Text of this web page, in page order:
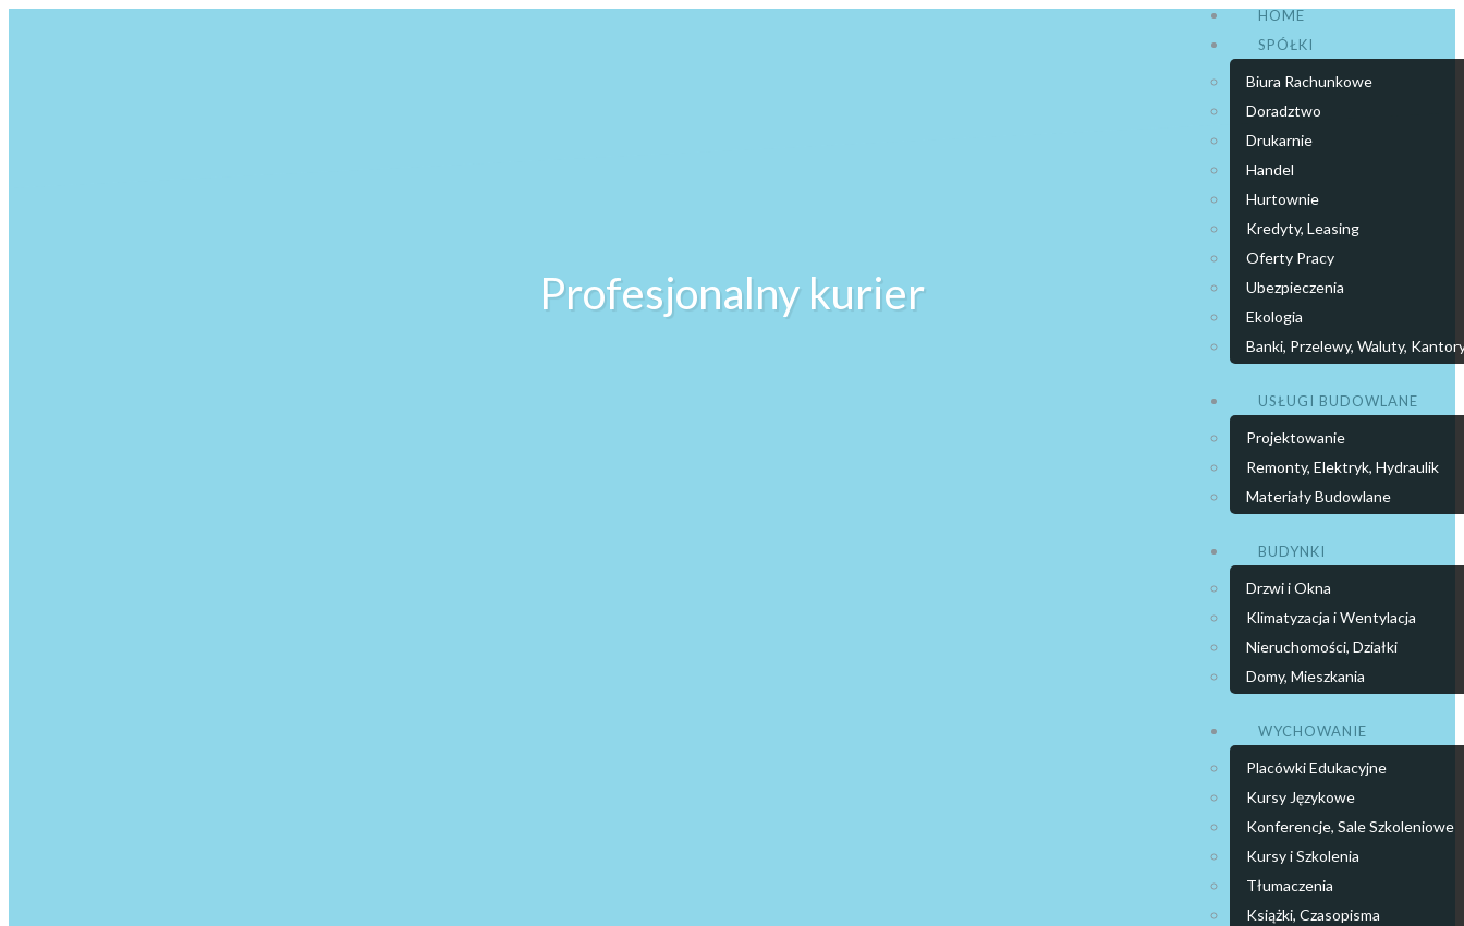
HOME
SPÓŁKI
Biura Rachunkowe
Doradztwo
Drukarnie
Handel
Hurtownie
Kredyty, Leasing
Oferty Pracy
Ubezpieczenia
Ekologia
Banki, Przelewy, Waluty,
USŁUGI BUDOWLANE
Projektowanie
Remonty, Elektryk, Hydraulik
Materiały Budowlane
BUDYNKI
Drzwi i Okna
Klimatyzacja i Wentylacja
Nieruchomości, Działki
Domy, Mieszkania
WYCHOWANIE
Placówki Edukacyjne
Kursy Językowe
Konferencje, Sale Szkoleniowe
Kursy i Szkolenia
Tłumaczenia
Książki, Czasopisma
Profesjonalny kurier